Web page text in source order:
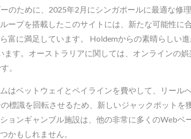
のために、2025年2月にシンガポールに最適な修
ープを搭載したこのサイトには、新たな可能性に
富に満足しています。 Holdemからの素晴らしい
す。オーストラリアに関しては、オンラインの
。
はベットウェイとペイラインを費やして、リール
標識を回転させるため、新しいジャックポットを
ョンギャンブル施設は、他の非常に多くのWebベ
かもしれません。